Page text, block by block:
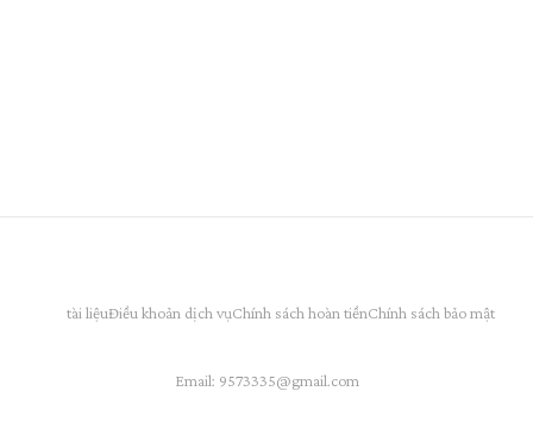
tài liệuĐiều khoản dịch vụChính sách hoàn tiềnChính sách bảo mật
Email: 9573335@gmail.com